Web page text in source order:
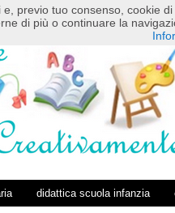
RSS
didattica scuola infanzia
previo tuo consenso, cookie
di più o continuare la